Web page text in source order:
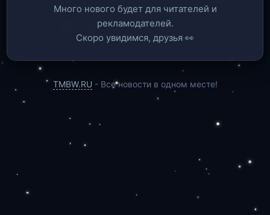
Много нового будет для читателей и
рекламодателей.
Скоро увидимся, друзья 👀
TMBW.RU - Все новости в одном месте!